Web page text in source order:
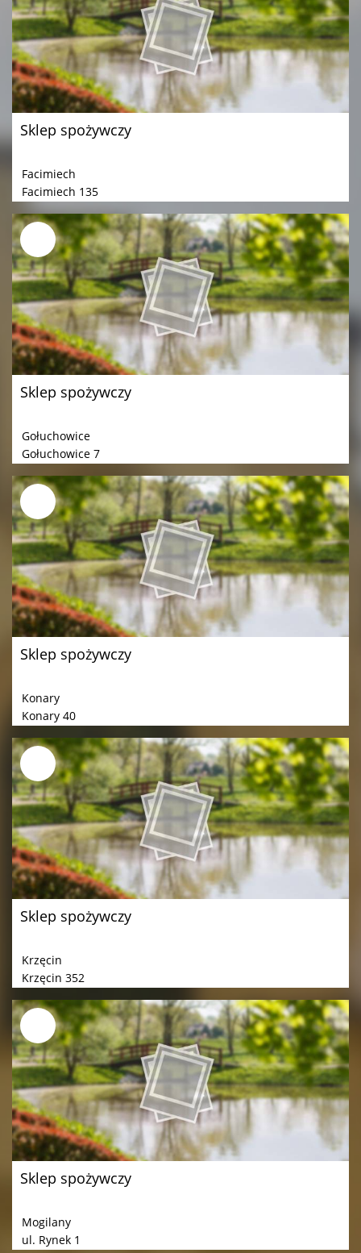
Sklep spożywczy
Facimiech
Facimiech 135
Sklep spożywczy
Gołuchowice
Gołuchowice 7
Sklep spożywczy
Konary
Konary 40
Sklep spożywczy
Krzęcin
Krzęcin 352
Sklep spożywczy
Mogilany
ul. Rynek 1